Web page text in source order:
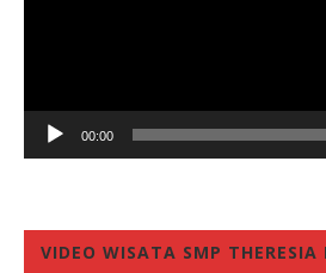
00:00
VIDEO WISATA SMP THERESIA